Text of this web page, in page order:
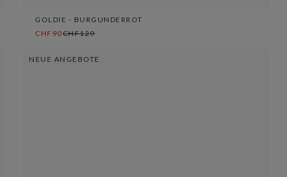
GOLDIE - BURGUNDERROT
CHF90CHF129
NEUE ANGEBOTE